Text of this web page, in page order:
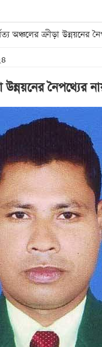
অঞ্চলের ক্রীড়া উন্নয়নের
উন্নয়নের নৈপথ্যের